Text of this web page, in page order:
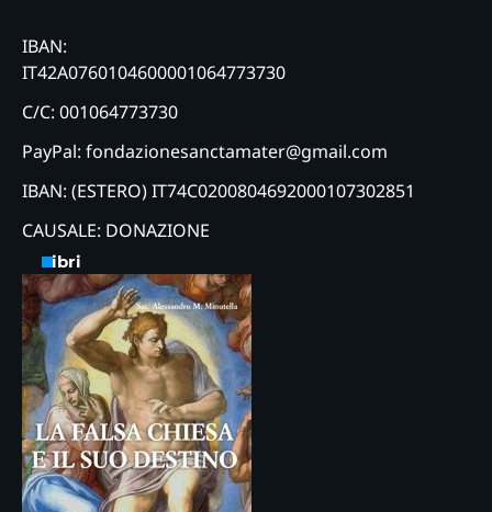
IBAN:
IT42A0760104600001064773730
C/C: 001064773730
PayPal: fondazionesanctamater@gmail.com
IBAN: (ESTERO) IT74C0200804692000107302851
CAUSALE: DONAZIONE
Libri